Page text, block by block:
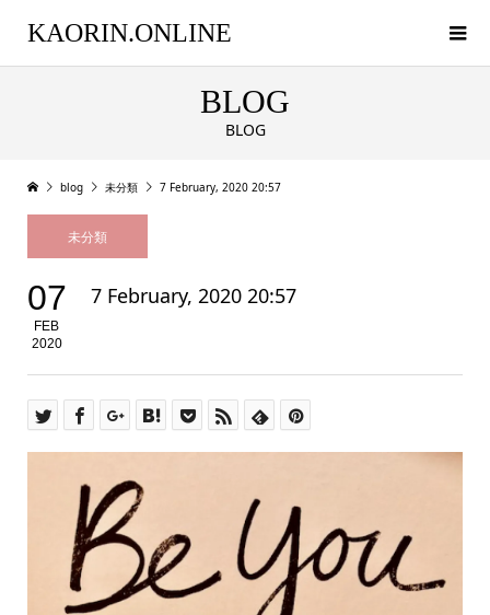
KAORIN.ONLINE
BLOG
BLOG
blog 未分類 7 February, 2020 20:57
未分類
07
FEB
2020
7 February, 2020 20:57